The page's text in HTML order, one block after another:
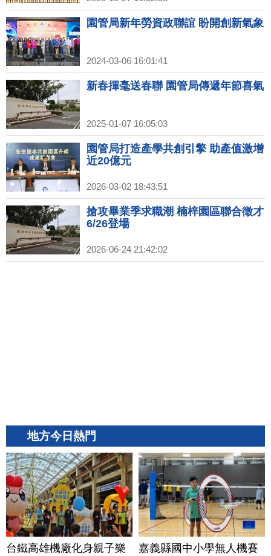
園管局新年勞資政聯誼 盼開創新氣象
2024-03-06 16:01:41
新春揮毫送春聯 園管局傳遞年節喜氣
2025-01-07 16:05:03
園管局打造產學共創引擎 助產值激增
近20億元
2026-03-02 18:43:51
搶攻畢業季求職潮 楠梓園區聯合徵才
6/26登場
2026-06-24 21:42:02
地方今日熱門
台鐵高雄機廠化身親子樂
嘉義縣國中小學無人機賽